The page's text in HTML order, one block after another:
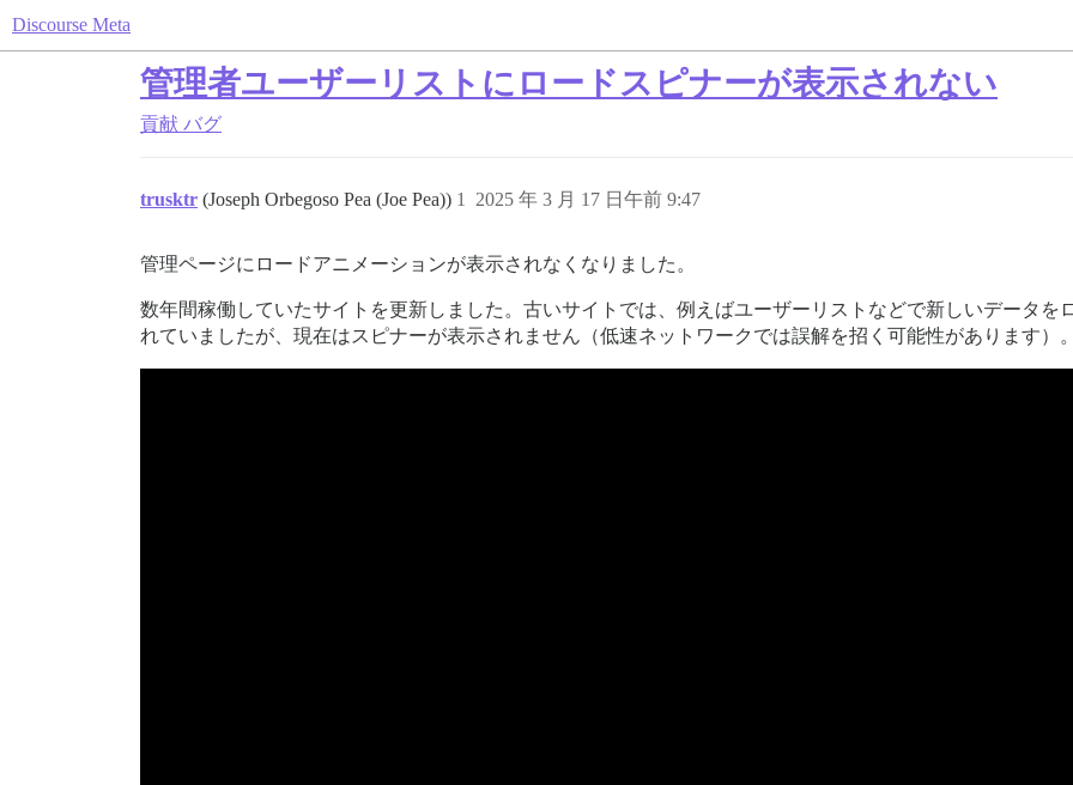
Discourse Meta
管理者ユーザーリストにロードスピナーが表示されない
貢献 バグ
trusktr (Joseph Orbegoso Pea (Joe Pea)) 2025 年 3 月 17 日午前 9:47
1
管理ページにロードアニメーションが表示されなくなりました。
数年間稼働していたサイトを更新しました。古いサイトでは、例えばユーザーリストなどで新しいデータを
れていましたが、現在はスピナーが表示されません（低速ネットワークでは誤解を招く可能性があります）